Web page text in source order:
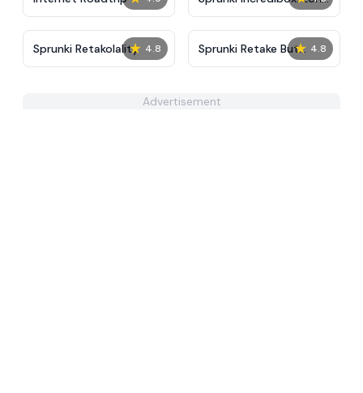
Hand
★ 4.8
Sprunki Retakolality ★ 4.8
Sprunki Retake But
Hands
Advertisement